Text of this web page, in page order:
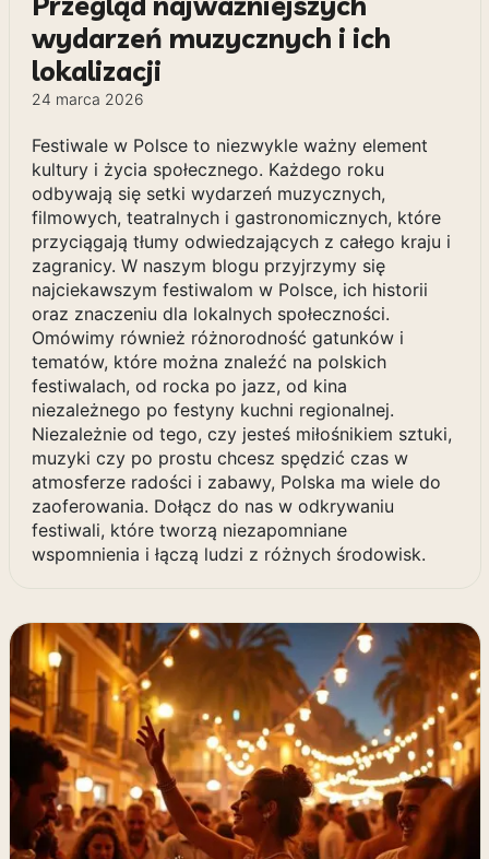
wydarzeń muzycznych i ich
lokalizacji
24 marca 2026
Festiwale w Polsce to niezwykle ważny element
kultury i życia społecznego. Każdego roku
odbywają się setki wydarzeń muzycznych,
filmowych, teatralnych i gastronomicznych, które
przyciągają tłumy odwiedzających z całego kraju i
zagranicy. W naszym blogu przyjrzymy się
najciekawszym festiwalom w Polsce, ich historii
oraz znaczeniu dla lokalnych społeczności.
Omówimy również różnorodność gatunków i
tematów, które można znaleźć na polskich
festiwalach, od rocka po jazz, od kina
niezależnego po festyny kuchni regionalnej.
Niezależnie od tego, czy jesteś miłośnikiem sztuki,
muzyki czy po prostu chcesz spędzić czas w
atmosferze radości i zabawy, Polska ma wiele do
zaoferowania. Dołącz do nas w odkrywaniu
festiwali, które tworzą niezapomniane
wspomnienia i łączą ludzi z różnych środowisk.